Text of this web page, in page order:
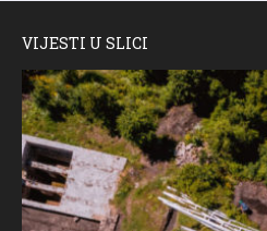
VIJESTI U SLICI